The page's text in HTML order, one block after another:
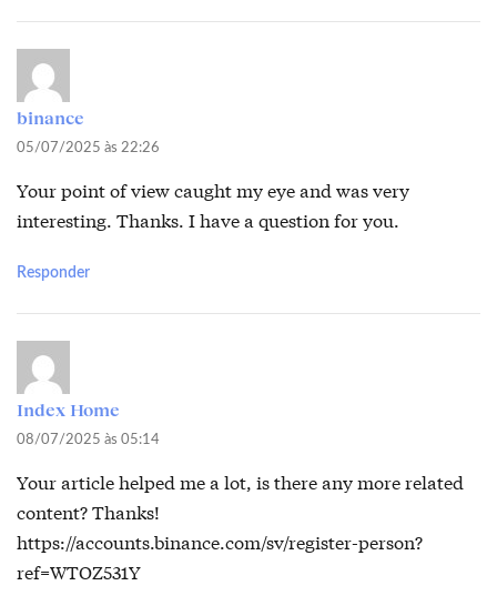
binance
05/07/2025 às 22:26
Your point of view caught my eye and was very
interesting. Thanks. I have a question for you.
Responder
Index Home
08/07/2025 às 05:14
Your article helped me a lot, is there any more related
content? Thanks!
https://accounts.binance.com/sv/register-person?
ref=WTOZ531Y